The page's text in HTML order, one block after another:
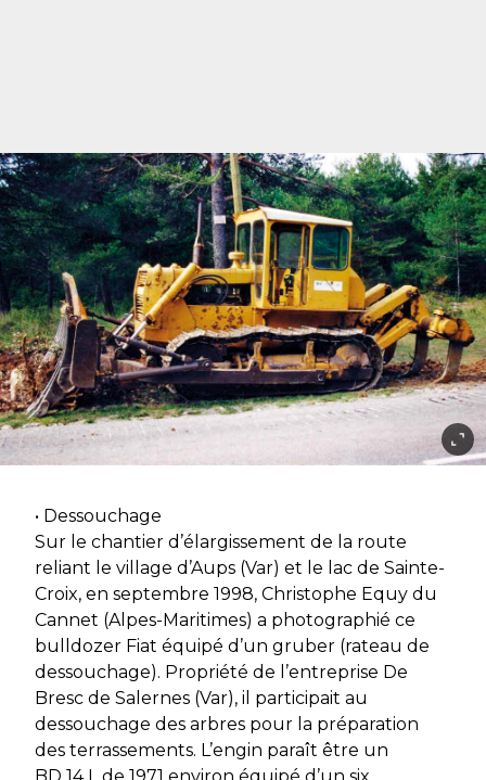
• Dessouchage
Sur le chantier d’élargissement de la route
reliant le village d’Aups (Var) et le lac de Sainte-
Croix, en septembre 1998, Christophe Equy du
Cannet (Alpes-Maritimes) a photographié ce
bulldozer Fiat équipé d’un gruber (rateau de
dessouchage). Propriété de l’entreprise De
Bresc de Salernes (Var), il participait au
dessouchage des arbres pour la préparation
des terrassements. L’engin paraît être un
BD 14 L de 1971 environ équipé d’un six